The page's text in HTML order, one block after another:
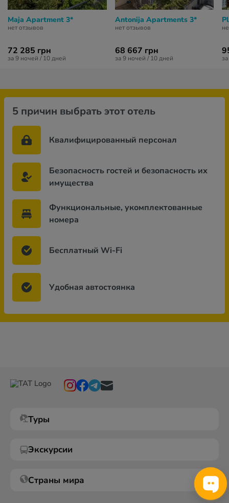
Maja Apartment 3*
нет отзывов
72 285 грн
за 9 ночей / 10 дней
Antonija Apartments 3*
нет отзывов
68 667 грн
за 9 ночей / 10 дней
5 причин выбрать этот отель
Квалифицированный персонал
Безопасность гостей и безопасность их
имущества
Функциональные, укомплектованные
номера
Бесплатный Wi-Fi
Удобная автостоянка
Туры
Экскурсии
Страны мира